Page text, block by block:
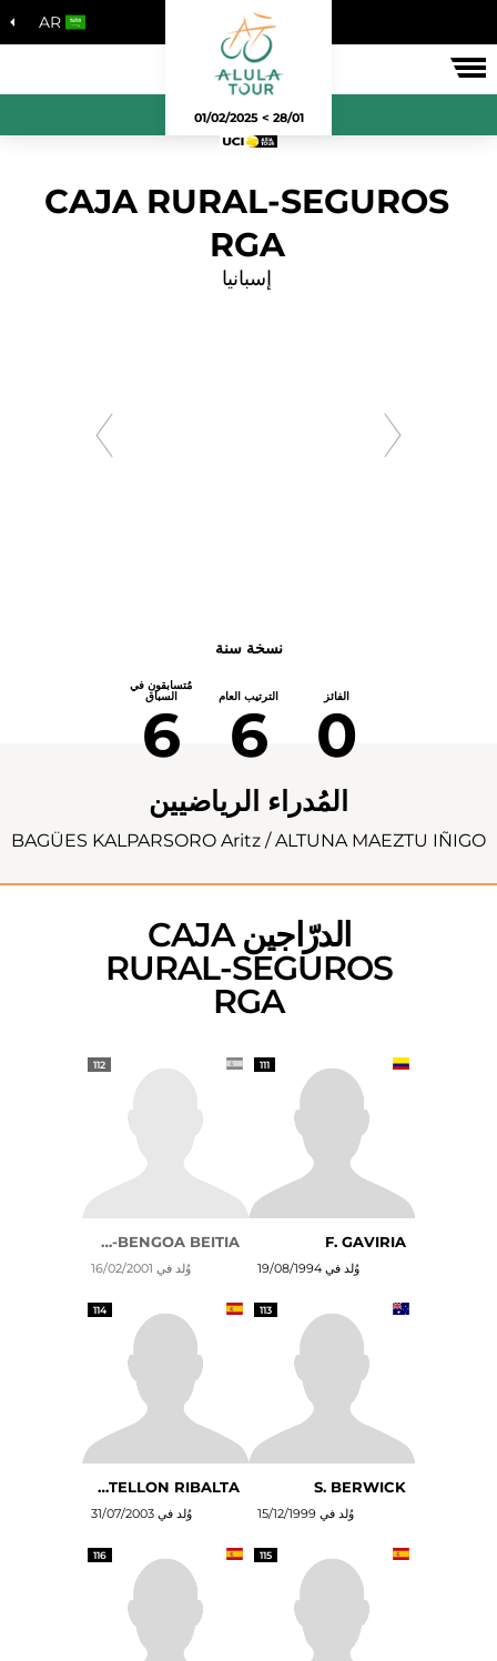
AR
28/01 > 01/02/2025
CAJA RURAL-SEGUROS
RGA
إسبانيا
نسخة سنة
الفائز
0
الترتيب العام
6
مُتسابقون في
السباق
6
المُدراء الرياضيين
BAGÜES KALPARSORO Aritz / ALTUNA MAEZTU IÑIGO
الدرّاجين CAJA
RURAL-SEGUROS
RGA
111
F. GAVIRIA
وُلد في 19/08/1994
112
J. ARRIOLA-BENGOA BEITIA
وُلد في 16/02/2001
113
S. BERWICK
وُلد في 15/12/1999
114
J. CASTELLON RIBALTA
وُلد في 31/07/2003
115
116